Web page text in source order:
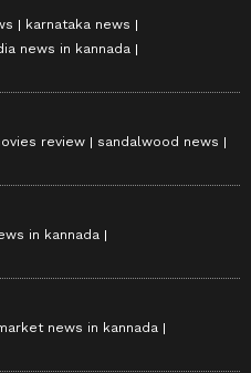
karnataka news
news in kannada
review
sandalwood news
in kannada
news in kannada